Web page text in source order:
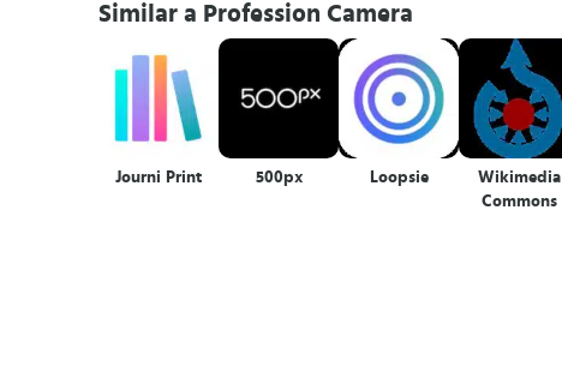
Similar a Profession Camera
Journi Print 500px Loopsie
Wikimedia
Commons